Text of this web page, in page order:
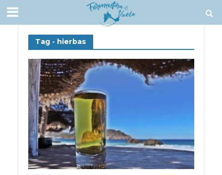
Tag - hierbas